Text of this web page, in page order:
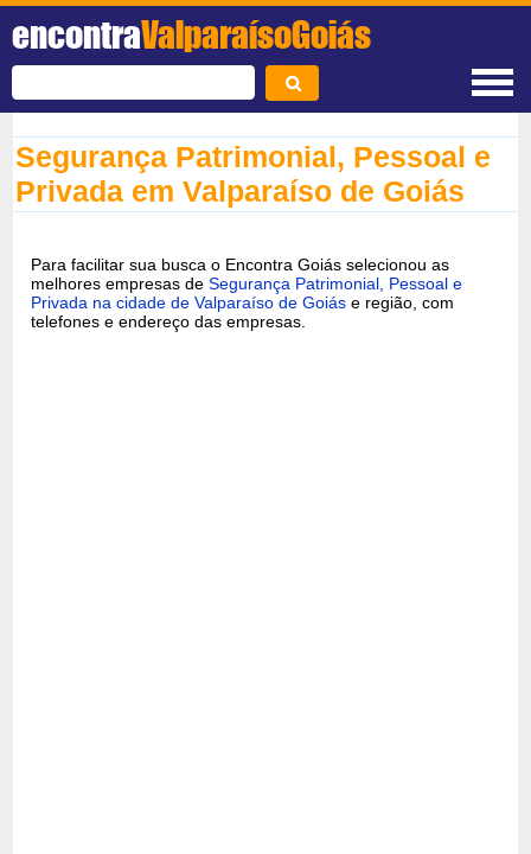
encontraValparaísoGoiás
Segurança Patrimonial, Pessoal e
Privada em Valparaíso de Goiás
Para facilitar sua busca o Encontra Goiás selecionou as
melhores empresas deSegurança Patrimonial, Pessoal e
Privada na cidade de Valparaíso de Goiás e região, com
telefones e endereço das empresas.